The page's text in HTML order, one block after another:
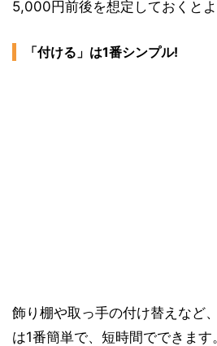
5,000円前後を想定しておくとよ
「付ける」は1番シンプル!
飾り棚や取っ手の付け替えなど
は1番簡単で、短時間でできます